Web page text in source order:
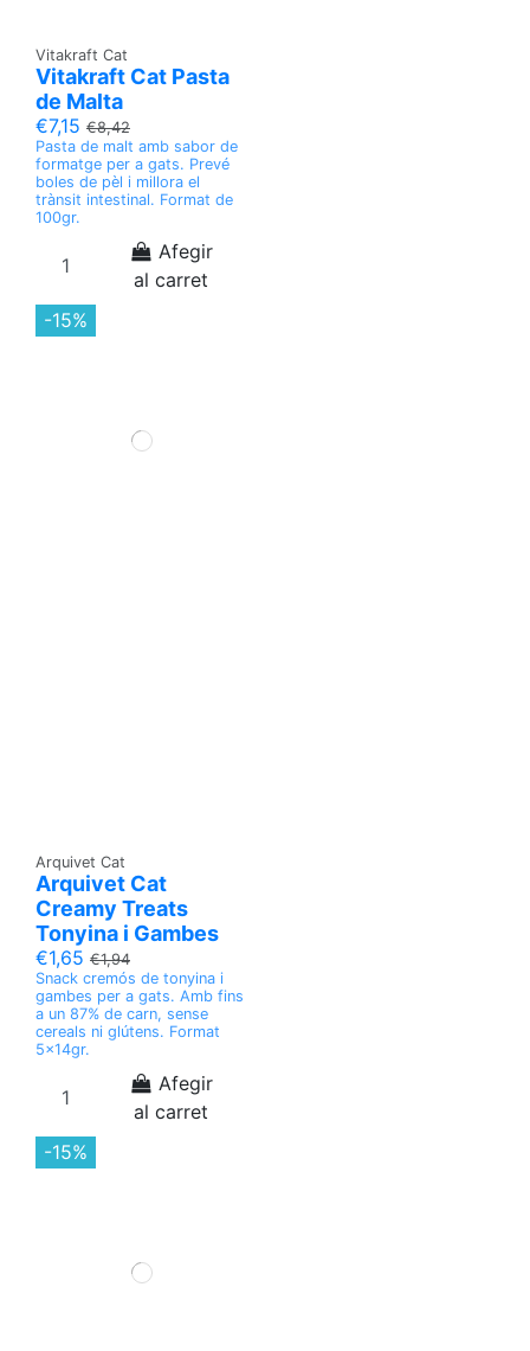
Vitakraft Cat
Vitakraft Cat Pasta
de Malta
€7,15 €8,42
Pasta de malt amb sabor de
formatge per a gats. Prevé
boles de pèl i millora el
trànsit intestinal. Format de
100gr.
Afegir
al carret
-15%
Arquivet Cat
Arquivet Cat
Creamy Treats
Tonyina i Gambes
€1,65 €1,94
Snack cremós de tonyina i
gambes per a gats. Amb fins
a un 87% de carn, sense
cereals ni glútens. Format
5x14gr.
Afegir
al carret
-15%